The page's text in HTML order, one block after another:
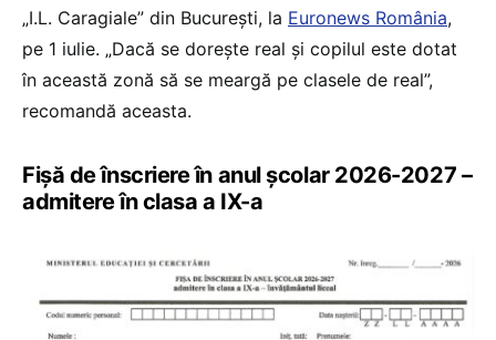
„I.L. Caragiale” din București, la Euronews România,
pe 1 iulie. „Dacă se dorește real și copilul este dotat
în această zonă să se meargă pe clasele de real”,
recomandă aceasta.
Fișă de înscriere în anul școlar 2026-2027 –
admitere în clasa a IX-a